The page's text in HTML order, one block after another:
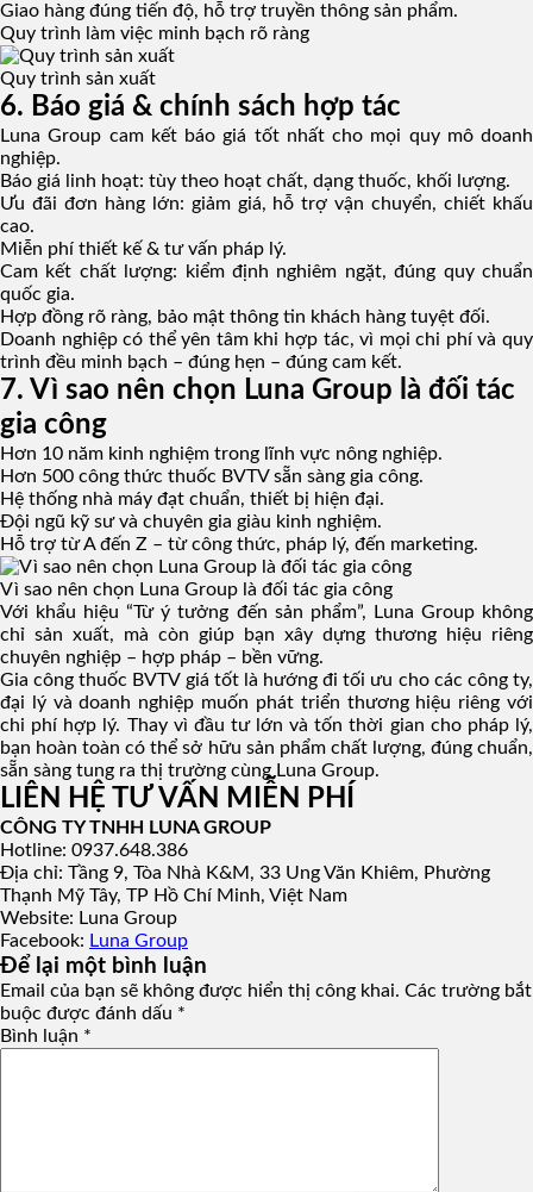
Giao hàng đúng tiến độ, hỗ trợ truyền thông sản phẩm.
Quy trình làm việc minh bạch rõ ràng
Quy trình sản xuất
6. Báo giá & chính sách hợp tác
Luna Group cam kết báo giá tốt nhất cho mọi quy mô doanh
nghiệp.
Báo giá linh hoạt: tùy theo hoạt chất, dạng thuốc, khối lượng.
Ưu đãi đơn hàng lớn: giảm giá, hỗ trợ vận chuyển, chiết khấu
cao.
Miễn phí thiết kế & tư vấn pháp lý.
Cam kết chất lượng: kiểm định nghiêm ngặt, đúng quy chuẩn
quốc gia.
Hợp đồng rõ ràng, bảo mật thông tin khách hàng tuyệt đối.
Doanh nghiệp có thể yên tâm khi hợp tác, vì mọi chi phí và quy
trình đều minh bạch – đúng hẹn – đúng cam kết.
7. Vì sao nên chọn Luna Group là đối tác
gia công
Hơn 10 năm kinh nghiệm trong lĩnh vực nông nghiệp.
Hơn 500 công thức thuốc BVTV sẵn sàng gia công.
Hệ thống nhà máy đạt chuẩn, thiết bị hiện đại.
Đội ngũ kỹ sư và chuyên gia giàu kinh nghiệm.
Hỗ trợ từ A đến Z – từ công thức, pháp lý, đến marketing.
Vì sao nên chọn Luna Group là đối tác gia công
Với khẩu hiệu “Từ ý tưởng đến sản phẩm”, Luna Group không
chỉ sản xuất, mà còn giúp bạn xây dựng thương hiệu riêng
chuyên nghiệp – hợp pháp – bền vững.
Gia công thuốc BVTV giá tốt là hướng đi tối ưu cho các công ty,
đại lý và doanh nghiệp muốn phát triển thương hiệu riêng với
chi phí hợp lý. Thay vì đầu tư lớn và tốn thời gian cho pháp lý,
bạn hoàn toàn có thể sở hữu sản phẩm chất lượng, đúng chuẩn,
sẵn sàng tung ra thị trường cùng Luna Group.
LIÊN HỆ TƯ VẤN MIỄN PHÍ
CÔNG TY TNHH LUNA GROUP
Hotline: 0937.648.386
Địa chỉ: Tầng 9, Tòa Nhà K&M, 33 Ung Văn Khiêm, Phường
Thạnh Mỹ Tây, TP Hồ Chí Minh, Việt Nam
Website: Luna Group
Facebook: Luna Group
Để lại một bình luận
Email của bạn sẽ không được hiển thị công khai. Các trường bắt
buộc được đánh dấu *
Bình luận *